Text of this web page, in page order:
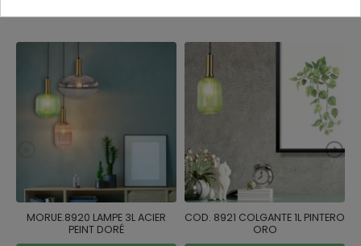
Vous aimerez aussi
MORUE.8920 LAMPE 3L ACIER
PEINT DORÉ
COD. 8921 COLGANTE 1L PINTERO
ORO